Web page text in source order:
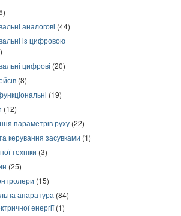
аналогові (44)
із цифровою
цифрові (20)
(8)
(19)
(12)
параметрів руху (22)
керування засувками (1)
техніки (3)
(25)
(15)
апаратура (84)
енергії(1)